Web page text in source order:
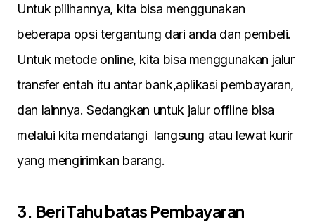
Untuk pilihannya, kita bisa menggunakan
beberapa opsi tergantung dari anda dan pembeli.
Untuk metode online, kita bisa menggunakan jalur
transfer entah itu antar bank,aplikasi pembayaran,
dan lainnya. Sedangkan untuk jalur offline bisa
melalui kita mendatangi langsung atau lewat kurir
yang mengirimkan barang.
3. Beri Tahu batas Pembayaran